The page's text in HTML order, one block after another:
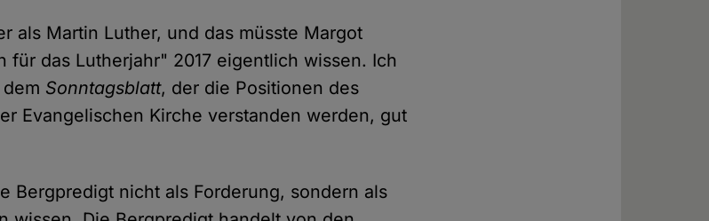
als Martin Luther, und das müsste Margot
für das Lutherjahr" 2017 eigentlich wissen. Ich
Sonntagsblatt, der die Positionen des
Evangelischen Kirche verstanden werden, gut
Bergpredigt nicht als Forderung, sondern als